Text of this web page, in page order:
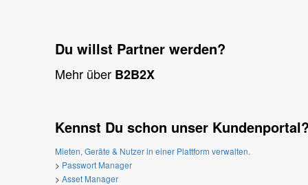
Du willst Partner werden?
Mehr über B2B2X
Kennst Du schon unser
Mieten, Geräte & Nutzer in einer Plattform verwalten.
> Passwort Manager
> Asset Manager